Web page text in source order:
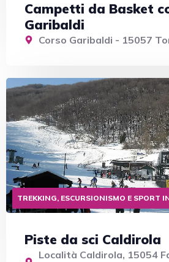
Campetti da Basket
Garibaldi
Corso Garibaldi - 15057
TREKKING, ESCURSIONISMO E SPORT
Piste da sci Caldirola
Località Caldirola, 15054